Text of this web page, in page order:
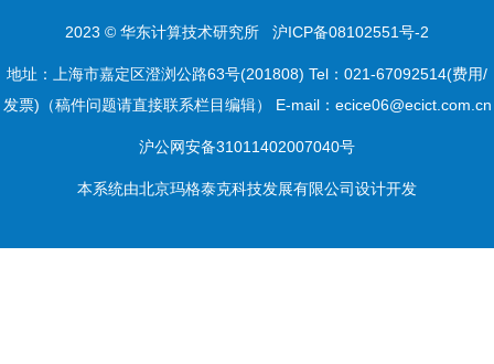
2023 © 华东计算技术研究所 沪ICP备08102551号-2
地址：上海市嘉定区澄浏公路63号(201808) Tel：021-67092514(费用/
发票)（稿件问题请直接联系栏目编辑） E-mail：ecice06@ecict.com.cn
沪公网安备31011402007040号
本系统由北京玛格泰克科技发展有限公司设计开发